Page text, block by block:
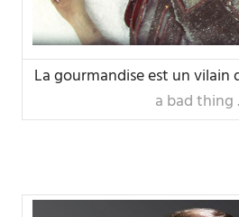
La gourmandise est un
a bad